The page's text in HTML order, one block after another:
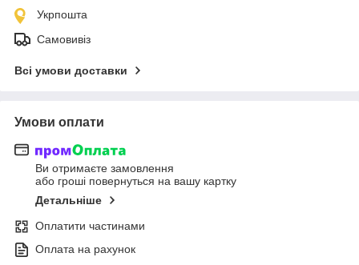
Укрпошта
Самовивіз
Всі умови доставки
Умови оплати
Ви отримаєте замовлення
або гроші повернуться на вашу картку
Детальніше
Оплатити частинами
Оплата на рахунок